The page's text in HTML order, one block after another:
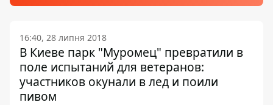
16:40, 28 липня 2018
В Киеве парк "Муромец" превратили в
поле испытаний для ветеранов:
участников окунали в лед и поили
пивом